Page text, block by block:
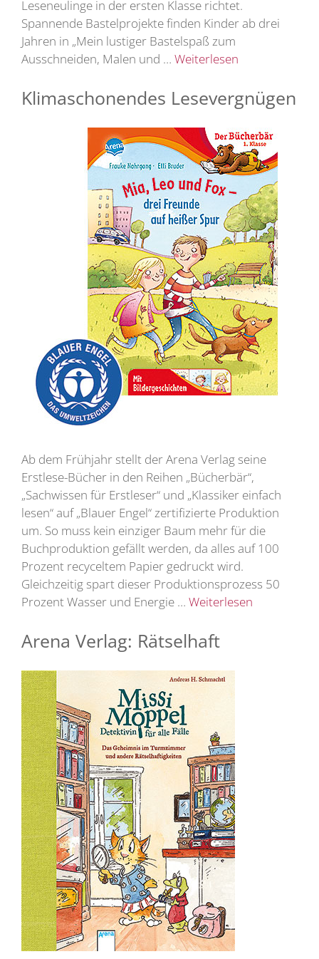
Leseneulinge in der ersten Klasse richtet.
Spannende Bastelprojekte finden Kinder ab drei
Jahren in „Mein lustiger Bastelspaß zum
Ausschneiden, Malen und … Weiterlesen
Klimaschonendes Lesevergnügen
Ab dem Frühjahr stellt der Arena Verlag seine
Erstlese-Bücher in den Reihen „Bücherbär“,
„Sachwissen für Erstleser“ und „Klassiker einfach
lesen“ auf „Blauer Engel“ zertifizierte Produktion
um. So muss kein einziger Baum mehr für die
Buchproduktion gefällt werden, da alles auf 100
Prozent recyceltem Papier gedruckt wird.
Gleichzeitig spart dieser Produktionsprozess 50
Prozent Wasser und Energie … Weiterlesen
Arena Verlag: Rätselhaft